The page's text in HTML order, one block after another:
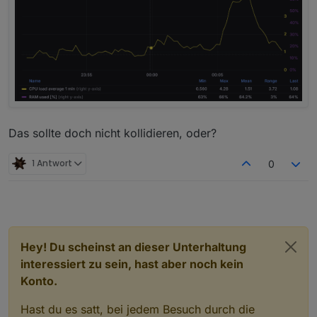
Das sollte doch nicht kollidieren, oder?
1 Antwort 0
Hey! Du scheinst an dieser Unterhaltung
interessiert zu sein, hast aber noch kein
Konto.
Hast du es satt, bei jedem Besuch durch die